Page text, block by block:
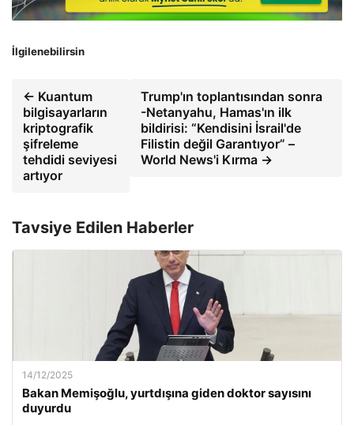
İlgilenebilirsin
← Kuantum
bilgisayarların
kriptografik
şifreleme
tehdidi seviyesi
artıyor
Trump'ın toplantısından sonra
-Netanyahu, Hamas'ın ilk
bildirisi: “Kendisini İsrail'de
Filistin değil Garantıyor” –
World News'i Kırma →
Tavsiye Edilen Haberler
14/12/2025
Bakan Memişoğlu, yurtdışına giden doktor sayısını
duyurdu